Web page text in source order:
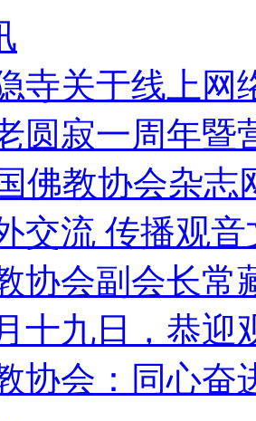
寺关于线上网
圆寂一周年暨
佛教协会杂志
交流 传播观
协会副会长常
十九日，恭迎
协会：同心奋